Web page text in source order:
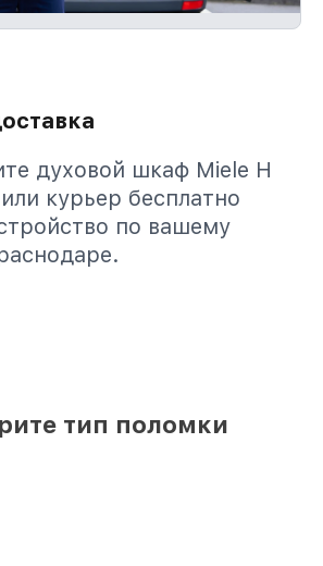
духовой шкаф Miele H
курьер бесплатно
по вашему
тип поломки